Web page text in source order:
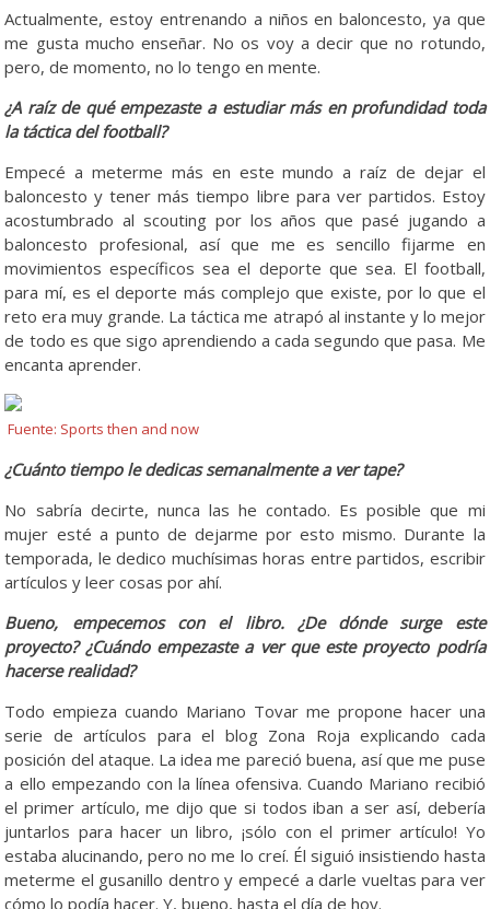
Actualmente, estoy entrenando a niños en baloncesto, ya que
me gusta mucho enseñar. No os voy a decir que no rotundo,
pero, de momento, no lo tengo en mente.
¿A raíz de qué empezaste a estudiar más en profundidad toda
la táctica del football?
Empecé a meterme más en este mundo a raíz de dejar el
baloncesto y tener más tiempo libre para ver partidos. Estoy
acostumbrado al scouting por los años que pasé jugando a
baloncesto profesional, así que me es sencillo fijarme en
movimientos específicos sea el deporte que sea. El football,
para mí, es el deporte más complejo que existe, por lo que el
reto era muy grande. La táctica me atrapó al instante y lo mejor
de todo es que sigo aprendiendo a cada segundo que pasa. Me
encanta aprender.
Fuente: Sports then and now
¿Cuánto tiempo le dedicas semanalmente a ver tape?
No sabría decirte, nunca las he contado. Es posible que mi
mujer esté a punto de dejarme por esto mismo. Durante la
temporada, le dedico muchísimas horas entre partidos, escribir
artículos y leer cosas por ahí.
Bueno, empecemos con el libro. ¿De dónde surge este
proyecto? ¿Cuándo empezaste a ver que este proyecto podría
hacerse realidad?
Todo empieza cuando Mariano Tovar me propone hacer una
serie de artículos para el blog Zona Roja explicando cada
posición del ataque. La idea me pareció buena, así que me puse
a ello empezando con la línea ofensiva. Cuando Mariano recibió
el primer artículo, me dijo que si todos iban a ser así, debería
juntarlos para hacer un libro, ¡sólo con el primer artículo! Yo
estaba alucinando, pero no me lo creí. Él siguió insistiendo hasta
meterme el gusanillo dentro y empecé a darle vueltas para ver
cómo lo podía hacer. Y, bueno, hasta el día de hoy.